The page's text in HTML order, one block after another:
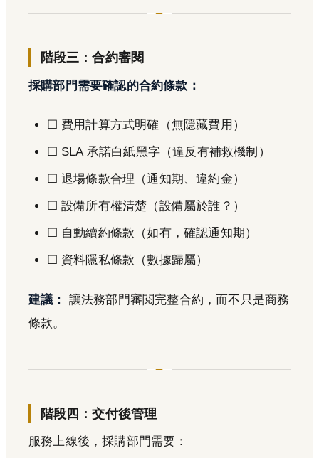
階段三：合約審閱
採購部門需要確認的合約條款：
☐ 費用計算方式明確（無隱藏費用）
☐ SLA 承諾白紙黑字（違反有補救機制）
☐ 退場條款合理（通知期、違約金）
☐ 設備所有權清楚（設備屬於誰？）
☐ 自動續約條款（如有，確認通知期）
☐ 資料隱私條款（數據歸屬）
建議：
讓法務部門審閱完整合約，而不只是商務
條款。
階段四：交付後管理
服務上線後，採購部門需要：